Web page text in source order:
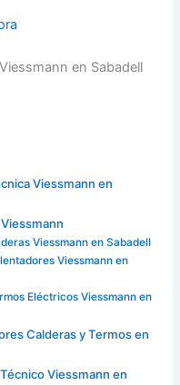
en Sabadell
Viessmann en
Viessmann en Sabadell
Viessmann en
Eléctricos Viessmann en
Calderas y Termos en
Viessmann en